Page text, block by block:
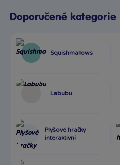
Doporučené kategorie
Squishmallows
Labubu
Plyšové hračky
interaktivní